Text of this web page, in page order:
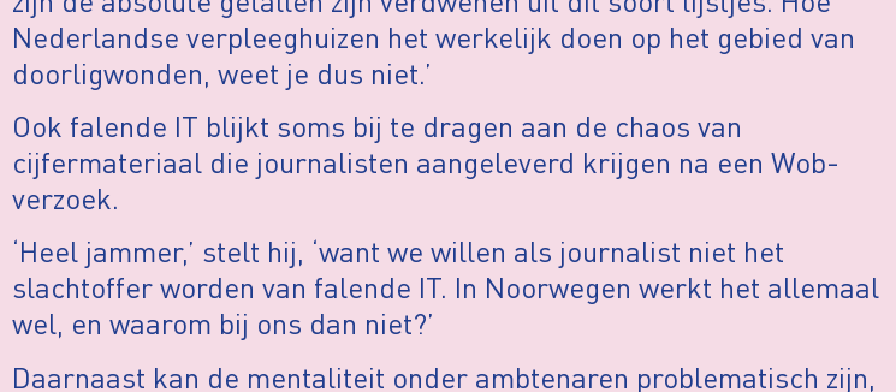
Nederlandse verpleeghuizen het werkelijk doen op het gebied van
doorligwonden, weet je dus niet.’
Ook falende IT blijkt soms bij te dragen aan de chaos van
cijfermateriaal die journalisten aangeleverd krijgen na een Wob-
verzoek.
‘Heel jammer,’ stelt hij, ‘want we willen als journalist niet het
slachtoffer worden van falende IT. In Noorwegen werkt het allemaal
wel, en waarom bij ons dan niet?’
Daarnaast kan de mentaliteit onder ambtenaren problematisch zijn,